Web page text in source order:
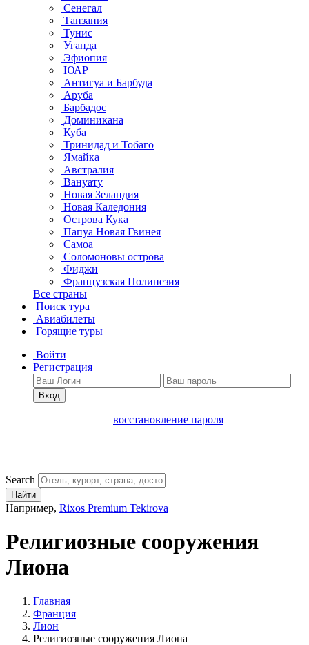
Сенегал
Танзания
Тунис
Уганда
Эфиопия
ЮАР
Антигуа и Барбуда
Аруба
Барбадос
Доминикана
Куба
Тринидад и Тобаго
Ямайка
Австралия
Вануату
Новая Зеландия
Новая Каледония
Острова Кука
Папуа Новая Гвинея
Самоа
Соломоновы острова
Фиджи
Французская Полинезия
Все страны
Поиск тура
Авиабилеты
Горящие туры
Войти
Регистрация
Вход
восстановление пароля
Search
Найти
Например, Rixos Premium Tekirova
Религиозные сооружения
Лиона
Главная
Франция
Лион
Религиозные сооружения Лиона